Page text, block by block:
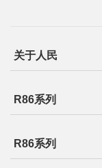
关于人民
R86系列
R86系列